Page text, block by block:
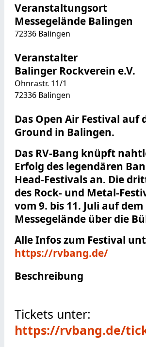
Veranstaltungsort
Messegelände Balingen
72336 Balingen
Veranstalter
Balinger Rockverein e.V.
Ohnrastr. 11/1
72336 Balingen
Das Open Air Festival auf
Ground in Balingen.
Das RV-Bang knüpft
Erfolg des legendären
Head-Festivals an. Die
des Rock- und Metal-
vom 9. bis 11. Juli auf
Messegelände über die
Alle Infos zum Festival
https://rvbang.de/
Beschreibung
Tickets unter:
https://rvbang.de/